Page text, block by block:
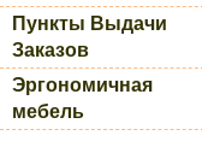
Пункты Выдачи
Заказов
Эргономичная
мебель